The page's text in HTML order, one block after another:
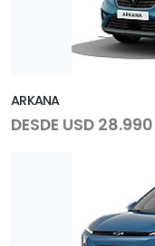
ARKANA
DESDE USD 28.990